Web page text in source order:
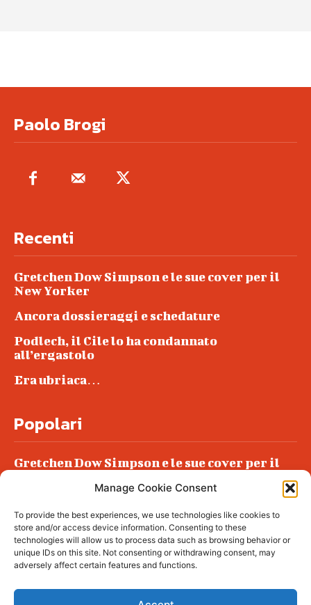
Manage Cookie Consent
To provide the best experiences, we use technologies like cookies to
store and/or access device information. Consenting to these
technologies will allow us to process data such as browsing behavior or
unique IDs on this site. Not consenting or withdrawing consent, may
adversely affect certain features and functions.
Paolo Brogi
Recenti
Gretchen Dow Simpson e le sue cover per il
New Yorker
Ancora dossieraggi e schedature
Podlech, il Cile lo ha condannato
all’ergastolo
Era ubriaca…
Popolari
Gretchen Dow Simpson e le sue cover per il
Podlech, il Cile lo ha condannato
all’ergastolo
Era ubriaca…